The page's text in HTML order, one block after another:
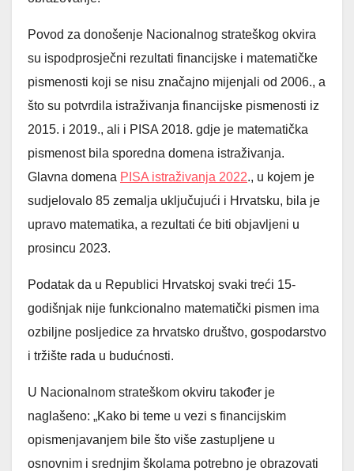
Povod za donošenje Nacionalnog strateškog okvira
su ispodprosječni rezultati financijske i matematičke
pismenosti koji se nisu značajno mijenjali od 2006., a
što su potvrdila istraživanja financijske pismenosti iz
2015. i 2019., ali i PISA 2018. gdje je matematička
pismenost bila sporedna domena istraživanja.
Glavna domena PISA istraživanja 2022., u kojem je
sudjelovalo 85 zemalja uključujući i Hrvatsku, bila je
upravo matematika, a rezultati će biti objavljeni u
prosincu 2023.
Podatak da u Republici Hrvatskoj svaki treći 15-
godišnjak nije funkcionalno matematički pismen ima
ozbiljne posljedice za hrvatsko društvo, gospodarstvo
i tržište rada u budućnosti.
U Nacionalnom strateškom okviru također je
naglašeno: „Kako bi teme u vezi s financijskim
opismenjavanjem bile što više zastupljene u
osnovnim i srednjim školama potrebno je obrazovati